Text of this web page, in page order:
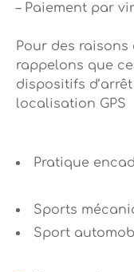
– Paiement par
Pour des
rappelons que
dispositifs
localisation GPS
Pratique
Sports
Sport